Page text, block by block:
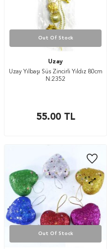
Out Of Stock
Uzay
Uzay Yılbaşı Süs Zincirli Yıldız 80cm
N:2352
55.00TL
Out Of Stock